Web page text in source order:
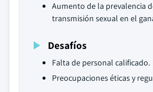
Aumento de la prevalencia
transmisión sexual en el
Desafíos
Falta de personal calificado.
Preocupaciones éticas y